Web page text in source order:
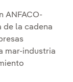
ANFACO-
de la cadena
mar-industria